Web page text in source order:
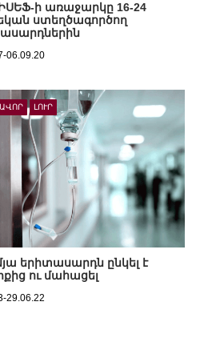
ի առաջարկը 16-24
ստեղծագործող
06.09.20
ԼՈՒՐ
երիտասարդն ընկել է
ու մահացել
29.06.22